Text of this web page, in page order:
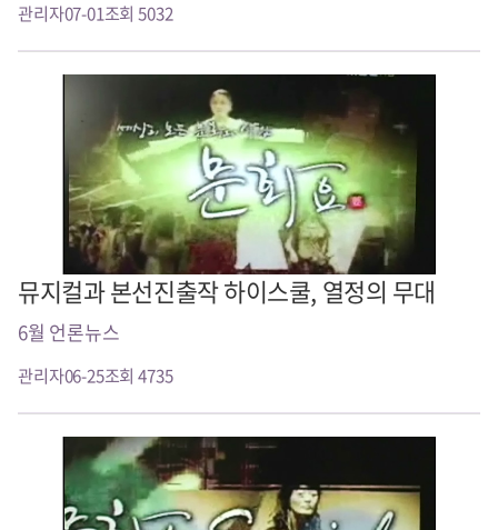
관리자07-01조회 5032
뮤지컬과 본선진출작 하이스쿨, 열정의 무대
6월 언론뉴스
관리자06-25조회 4735